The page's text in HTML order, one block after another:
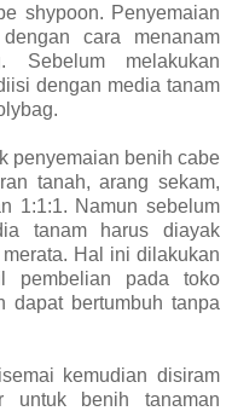
shypoon. Penyemaian
cara menanam
Sebelum melakukan
dengan media tanam
penyemaian benih cabe
tanah, arang sekam,
1:1:1. Namun sebelum
tanam harus diayak
Hal ini dilakukan
pembelian pada toko
dapat bertumbuh tanpa
kemudian disiram
untuk benih tanaman